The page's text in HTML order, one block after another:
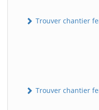
Trouver chantier
Trouver chantier